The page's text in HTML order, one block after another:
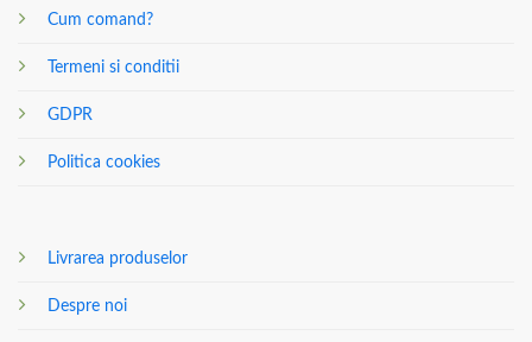
Cum comand?
Termeni si conditii
GDPR
Politica cookies
Livrarea produselor
Despre noi